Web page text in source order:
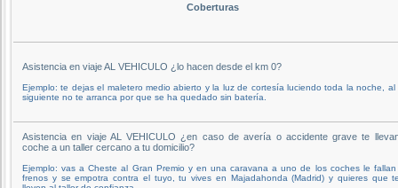
Coberturas
Asistencia en viaje AL VEHICULO ¿lo hacen desde el km 0?
Ejemplo: te dejas el maletero medio abierto y la luz de cortesía luciendo toda la noche, al
siguiente no te arranca por que se ha quedado sin batería.
Asistencia en viaje AL VEHICULO ¿en caso de avería o accidente grave te
coche a un taller cercano a tu domicilio?
Ejemplo: vas a Cheste al Gran Premio y en una caravana a uno de los coches le fallan
frenos y se empotra contra el tuyo, tu vives en Majadahonda (Madrid) y quieres que